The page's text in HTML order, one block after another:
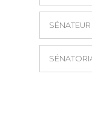
SÉNATEUR